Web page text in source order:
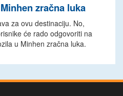
zračna luka
za ovu destinaciju. No,
će rado odgovoriti na
u Minhen zračna luka.